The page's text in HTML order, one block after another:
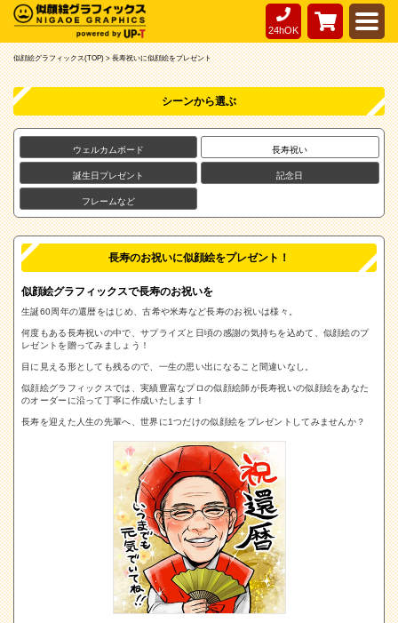
24hOK
似顔絵グラフィックス(TOP) > 長寿祝いに似顔絵をプレゼント
シーンから選ぶ
ウェルカムボード 長寿祝い
誕生日プレゼント 記念日
フレームなど
長寿のお祝いに似顔絵をプレゼント！
似顔絵グラフィックスで長寿のお祝いを
生誕60周年の還暦をはじめ、古希や米寿など長寿のお祝いは様々。
何度もある長寿祝いの中で、サプライズと日頃の感謝の気持ちを込めて、似顔絵のプ
レゼントを贈ってみましょう！
目に見える形としても残るので、一生の思い出になること間違いなし。
似顔絵グラフィックスでは、実績豊富なプロの似顔絵師が長寿祝いの似顔絵をあなた
のオーダーに沿って丁寧に作成いたします！
長寿を迎えた人生の先輩へ、世界に1つだけの似顔絵をプレゼントしてみませんか？